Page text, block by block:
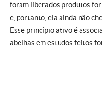
foram liberados produtos
e, portanto, ela ainda não
Esse princípio ativo é
abelhas em estudos feitos